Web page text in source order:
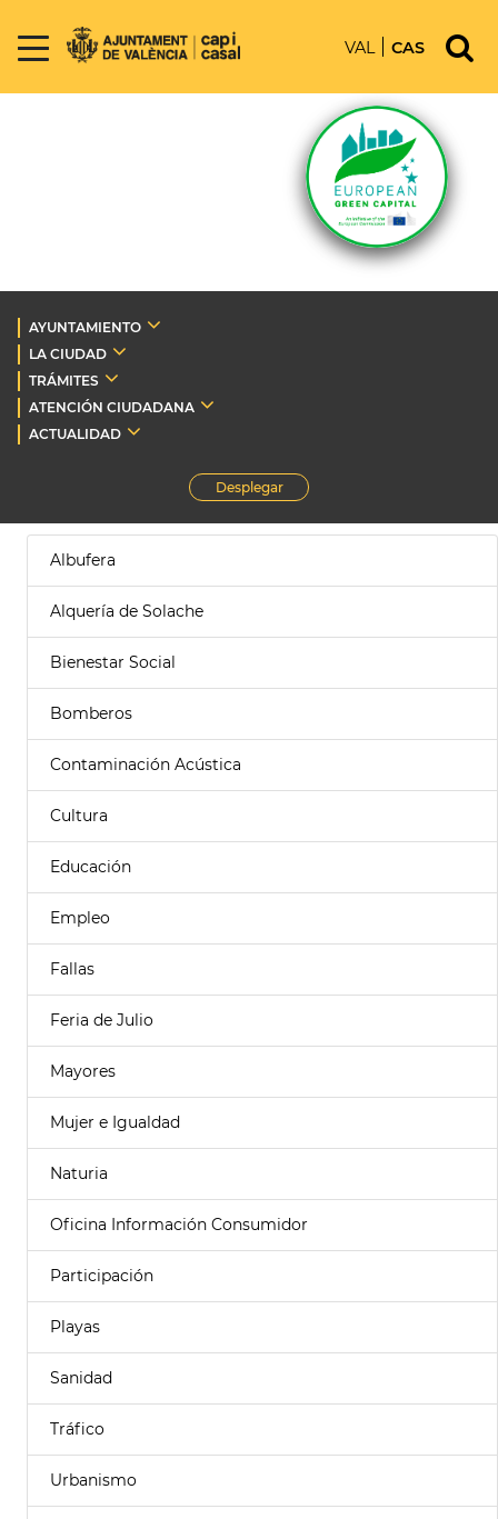
VAL CAS
AYUNTAMIENTO
LA CIUDAD
TRÁMITES
ATENCIÓN CIUDADANA
ACTUALIDAD
Desplegar
Albufera
Alquería de Solache
Bienestar Social
Bomberos
Contaminación Acústica
Cultura
Educación
Empleo
Fallas
Feria de Julio
Mayores
Mujer e Igualdad
Naturia
Oficina Información Consumidor
Participación
Playas
Sanidad
Tráfico
Urbanismo